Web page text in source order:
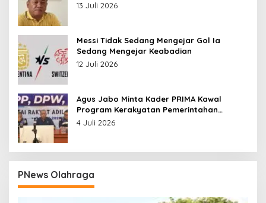
13 Juli 2026
Messi Tidak Sedang Mengejar Gol Ia
Sedang Mengejar Keabadian
12 Juli 2026
Agus Jabo Minta Kader PRIMA Kawal
Program Kerakyatan Pemerintahan
Prabowo
4 Juli 2026
PNews Olahraga